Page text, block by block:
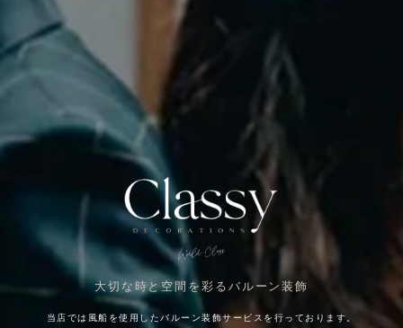
大切な時と空間を彩るバルーン装飾
当店では風船を使用したバルーン装飾サービスを行っております。